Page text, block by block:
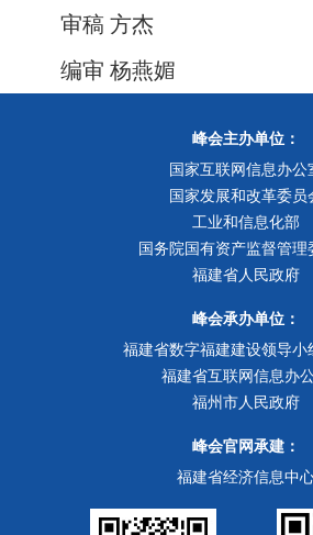
审稿 方杰
编审 杨燕媚
峰会主办单位：
国家互联网信息办公
国家发展和改革委员
工业和信息化部
国务院国有资产监督管理
福建省人民政府
峰会承办单位：
福建省数字福建建设领导小
福建省互联网信息办
福州市人民政府
峰会官网承建：
福建省经济信息中